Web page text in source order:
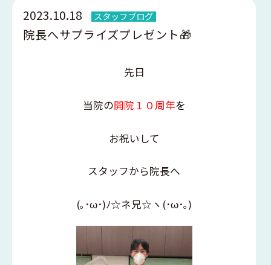
2023.10.18 スタッフブログ
院長へサプライズプレゼント🎁
先日
当院の開院１０周年を
お祝いして
スタッフから院長へ
(｡･ω･)ﾉ☆ネ兄☆ヽ(･ω･｡)